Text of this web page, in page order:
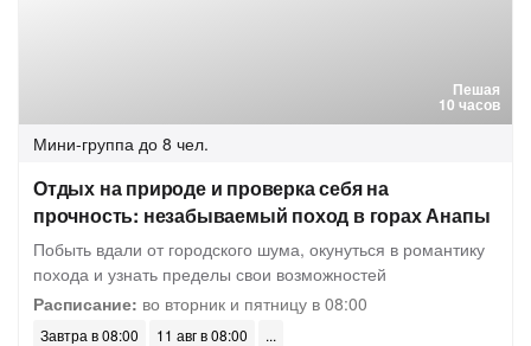
Пешая
10 часов
Мини-группа до 8 чел.
Отдых на природе и проверка себя на
прочность: незабываемый поход в горах Анапы
Побыть вдали от городского шума, окунуться в романтику
похода и узнать пределы свои возможностей
Расписание: во вторник и пятницу в 08:00
Завтра в 08:00 11 авг в 08:00